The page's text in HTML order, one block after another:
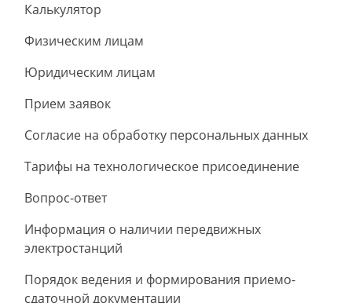
Калькулятор
Физическим лицам
Юридическим лицам
Прием заявок
Согласие на обработку персональных данных
Тарифы на технологическое присоединение
Вопрос-ответ
Информация о наличии передвижных
электростанций
Порядок ведения и формирования приемо-
сдаточной документации